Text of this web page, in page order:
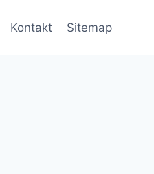
Kontakt Sitemap